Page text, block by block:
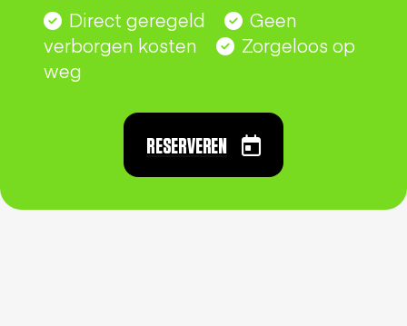
Direct geregeld
Geen
verborgen kosten
Zorgeloos op
weg
RESERVEREN